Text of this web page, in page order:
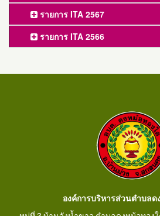
รายการ ITA 2567
รายการ ITA 2566
องค์การบริหารส่วนตำบลด